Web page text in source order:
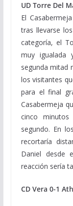
UD Torre Del
El
tras llevarse
categoría, el
muy igualada
segunda mitad
los visitantes
para el final
Casabermeja
cinco
segundo. En
recortaría
Daniel desde
reacción sería
CD Vera 0-1